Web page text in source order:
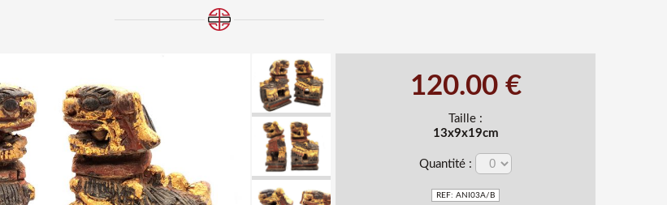
120.00 €
Taille :
13x9x19cm
Quantité :
REF: ANI03A/B